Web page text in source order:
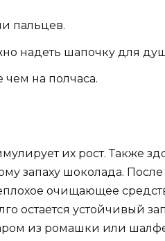
пальцев.
надеть шапочку для
на полчаса.
их рост. Также
запаху шоколада.
очищающее
остается устойчивый
из ромашки или